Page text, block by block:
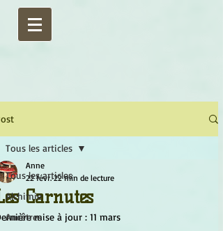
Tous les articles
Alchimie
Ancêtres
Tous les articles
Carnutes
Anne
22 févr. 22 min de lecture
mise à jour : 11 mars